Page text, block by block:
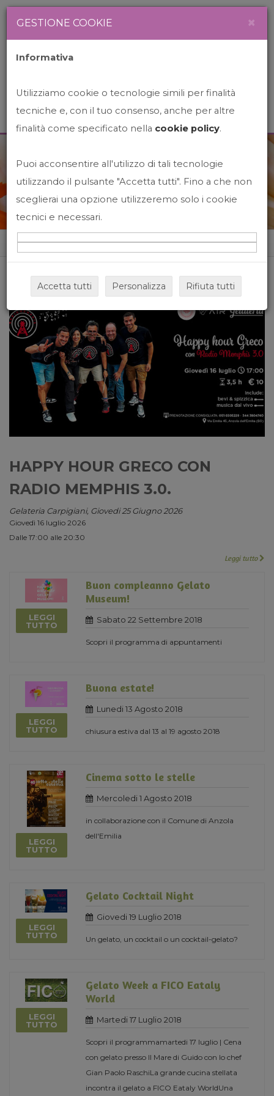
News&Events
Home News&events
HAPPY HOUR GRECO CON
RADIO MEMPHIS 3.0.
Gelateria Carpigiani, Giovedi 25 Giugno 2026
Giovedì 16 luglio 2026
Dalle 17:00 alle 20:30
Leggi tutto
LEGGI
TUTTO
Buon compleanno Gelato
Museum!
Sabato 22 Settembre 2018
Scopri il programma di appuntamenti
LEGGI
TUTTO
Buona estate!
Lunedi 13 Agosto 2018
chiusura estiva dal 13 al 19 agosto 2018
LEGGI
TUTTO
Cinema sotto le stelle
Mercoledi 1 Agosto 2018
in collaborazione con il Comune di Anzola
dell'Emilia
LEGGI
TUTTO
Gelato Cocktail Night
Giovedi 19 Luglio 2018
Un gelato, un cocktail o un cocktail-gelato?
LEGGI
TUTTO
Gelato Week a FICO Eataly
World
Martedi 17 Luglio 2018
Scopri il programmamartedi 17 luglio | Cena
con gelato presso Il Mare di Guido con lo chef
Gian Paolo RaschiLa grande cucina stellata
incontra il gelato a FICO Eataly WorldUna
GESTIONE COOKIE ×
Informativa
Utilizziamo cookie o tecnologie simili per finalità
tecniche e, con il tuo consenso, anche per altre
finalità come specificato nella cookie policy.
Puoi acconsentire all'utilizzo di tali tecnologie
utilizzando il pulsante "Accetta tutti". Fino a che non
sceglierai una opzione utilizzeremo solo i cookie
tecnici e necessari.
Accetta tutti Personalizza Rifiuta tutti